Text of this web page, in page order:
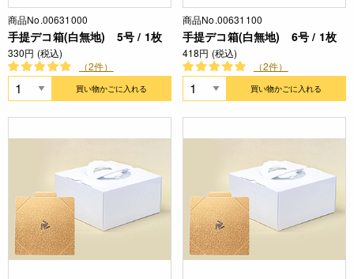
商品No.00631000
手提デコ箱(白無地) 5号 / 1枚
330円 (税込)
（2件）
買い物かごに入れる
商品No.00631100
手提デコ箱(白無地) 6号 / 1枚
418円 (税込)
（2件）
買い物かごに入れる